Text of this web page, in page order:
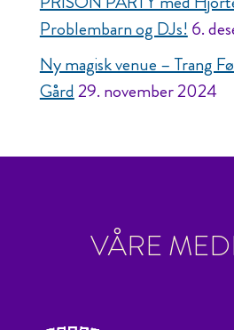
Problembarn og DJs!6.
Ny magisk venue – Trang
Gård29. november 2024
VÅRE